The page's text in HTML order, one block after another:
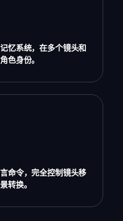
忆系统，在多个镜头和
色身份。
命令，完全控制镜头移
转换。